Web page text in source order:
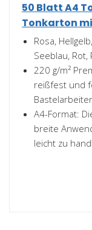
50 Blatt A4
Tonkarton
Rosa,
Seeblau,
220 g/m²
reißfest und
A4-Format:
breite
leicht zu